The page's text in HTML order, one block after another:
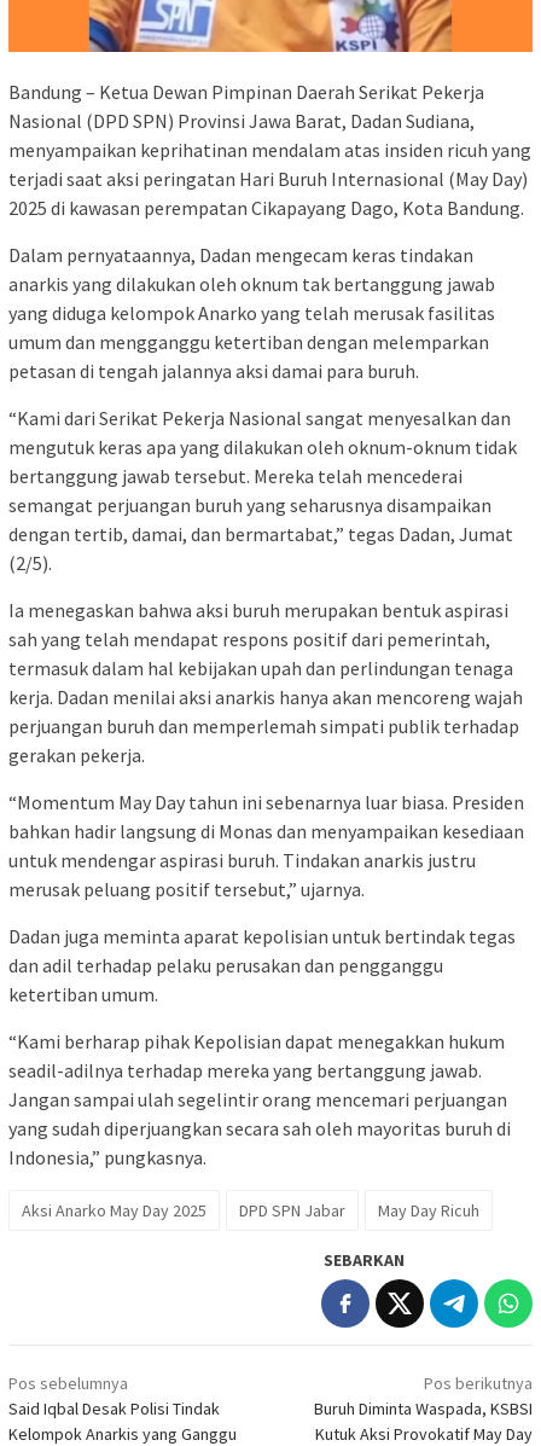
Bandung – Ketua Dewan Pimpinan Daerah Serikat Pekerja
Nasional (DPD SPN) Provinsi Jawa Barat, Dadan Sudiana,
menyampaikan keprihatinan mendalam atas insiden ricuh yang
terjadi saat aksi peringatan Hari Buruh Internasional (May Day)
2025 di kawasan perempatan Cikapayang Dago, Kota Bandung.
Dalam pernyataannya, Dadan mengecam keras tindakan
anarkis yang dilakukan oleh oknum tak bertanggung jawab
yang diduga kelompok Anarko yang telah merusak fasilitas
umum dan mengganggu ketertiban dengan melemparkan
petasan di tengah jalannya aksi damai para buruh.
“Kami dari Serikat Pekerja Nasional sangat menyesalkan dan
mengutuk keras apa yang dilakukan oleh oknum-oknum tidak
bertanggung jawab tersebut. Mereka telah mencederai
semangat perjuangan buruh yang seharusnya disampaikan
dengan tertib, damai, dan bermartabat,” tegas Dadan, Jumat
(2/5).
Ia menegaskan bahwa aksi buruh merupakan bentuk aspirasi
sah yang telah mendapat respons positif dari pemerintah,
termasuk dalam hal kebijakan upah dan perlindungan tenaga
kerja. Dadan menilai aksi anarkis hanya akan mencoreng wajah
perjuangan buruh dan memperlemah simpati publik terhadap
gerakan pekerja.
“Momentum May Day tahun ini sebenarnya luar biasa. Presiden
bahkan hadir langsung di Monas dan menyampaikan kesediaan
untuk mendengar aspirasi buruh. Tindakan anarkis justru
merusak peluang positif tersebut,” ujarnya.
Dadan juga meminta aparat kepolisian untuk bertindak tegas
dan adil terhadap pelaku perusakan dan pengganggu
ketertiban umum.
“Kami berharap pihak Kepolisian dapat menegakkan hukum
seadil-adilnya terhadap mereka yang bertanggung jawab.
Jangan sampai ulah segelintir orang mencemari perjuangan
yang sudah diperjuangkan secara sah oleh mayoritas buruh di
Indonesia,” pungkasnya.
Aksi Anarko May Day 2025 DPD SPN Jabar May Day Ricuh
SEBARKAN
Navigasi
pos
Pos sebelumnya
Said Iqbal Desak Polisi Tindak
Kelompok Anarkis yang Ganggu
Pos berikutnya
Buruh Diminta Waspada, KSBSI
Kutuk Aksi Provokatif May Day